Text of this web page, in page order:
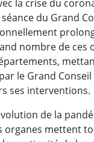
la crise du
du Grand
nombre de ces
le Grand
ses interventions.
de la
organes mettent